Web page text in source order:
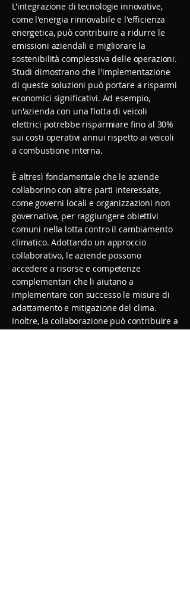
L'integrazione di tecnologie innovative,
come l'energia rinnovabile e l'efficienza
energetica, può contribuire a ridurre le
emissioni aziendali e migliorare la
sostenibilità complessiva delle operazioni.
Studi dimostrano che l'implementazione
di queste soluzioni può portare a risparmi
economici significativi. Ad esempio,
un'azienda con una flotta di veicoli
elettrici potrebbe risparmiare fino al 30%
sui costi operativi annui rispetto ai veicoli
a combustione interna.
È altresì fondamentale che le aziende
collaborino con altre parti interessate,
come governi locali e organizzazioni non
governative, per raggiungere obiettivi
comuni nella lotta contro il cambiamento
climatico. Adottando un approccio
collaborativo, le aziende possono
accedere a risorse e competenze
complementari che li aiutano a
implementare con successo le misure di
adattamento e mitigazione del clima.
Inoltre, la collaborazione può contribuire a